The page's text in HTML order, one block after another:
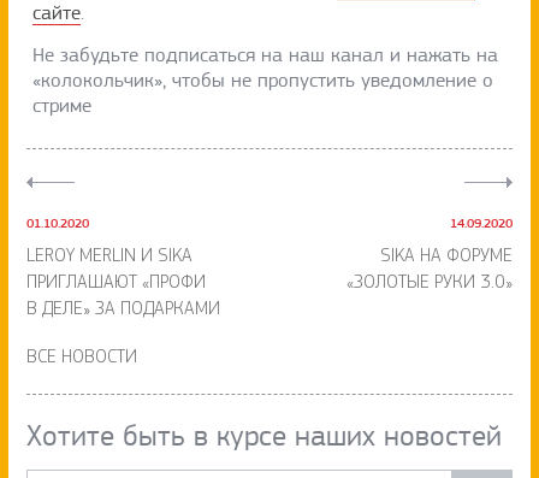
сайте.
Не забудьте подписаться на наш канал и нажать на
«колокольчик», чтобы не пропустить уведомление о
стриме
01.10.2020
LEROY MERLIN И SIKA
ПРИГЛАШАЮТ «ПРОФИ
В ДЕЛЕ» ЗА ПОДАРКАМИ
14.09.2020
SIKA НА ФОРУМЕ
«ЗОЛОТЫЕ РУКИ 3.0»
ВСЕ НОВОСТИ
Хотите быть в курсе наших новостей